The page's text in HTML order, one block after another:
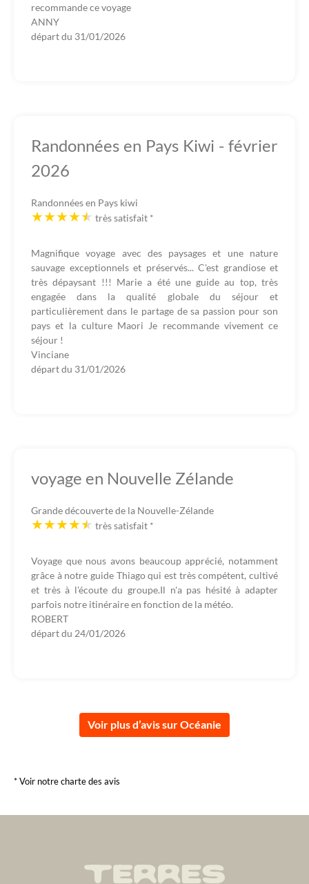
recommande ce voyage
ANNY
départ du 31/01/2026
Randonnées en Pays Kiwi - février
2026
Randonnées en Pays kiwi
très satisfait *
Magnifique voyage avec des paysages et une nature
sauvage exceptionnels et préservés... C'est grandiose et
très dépaysant !!! Marie a été une guide au top, très
engagée dans la qualité globale du séjour et
particulièrement dans le partage de sa passion pour son
pays et la culture Maori Je recommande vivement ce
séjour !
Vinciane
départ du 31/01/2026
voyage en Nouvelle Zélande
Grande découverte de la Nouvelle-Zélande
très satisfait *
Voyage que nous avons beaucoup apprécié, notamment
grâce à notre guide Thiago qui est très compétent, cultivé
et très à l'écoute du groupe.Il n'a pas hésité à adapter
parfois notre itinéraire en fonction de la météo.
ROBERT
départ du 24/01/2026
Voir plus d’avis sur Océanie
* Voir notre charte des avis